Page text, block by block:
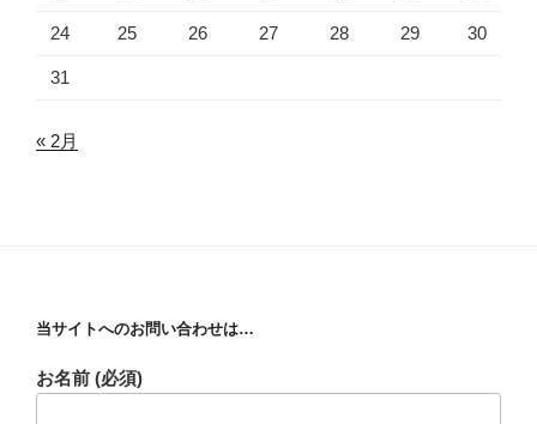
24 25 26 27 28 29 30
31
« 2月
当サイトへのお問い合わせは…
お名前 (必須)